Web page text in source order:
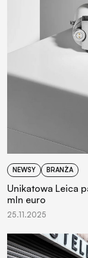
NEWSY BRANŻA
Unikatowa Leica
mln euro
25.11.2025